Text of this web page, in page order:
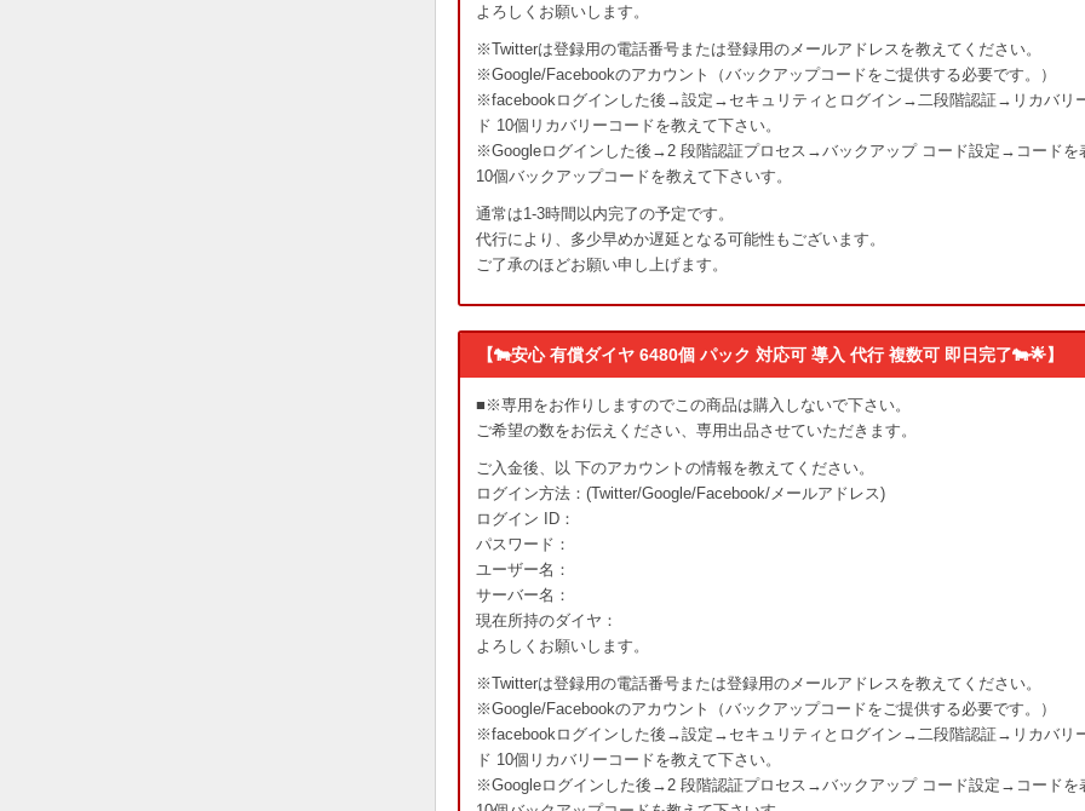
よろしくお願いします。
※Twitterは登録用の電話番号または登録用のメールアドレスを教えてください。
※Google/Facebookのアカウント（バックアップコードをご提供する必要です。）
※facebookログインした後→設定→セキュリティとログイン→二段階認証→リカバリ
ド 10個リカバリーコードを教えて下さい。
※Googleログインした後→2 段階認証プロセス→バックアップ コード設定→コードを
10個バックアップコードを教えて下さいす。
通常は1-3時間以内完了の予定です。
代行により、多少早めか遅延となる可能性もございます。
ご了承のほどお願い申し上げます。
【🐄安心 有償ダイヤ 6480個 パック 対応可 導入 代行 複数可 即日完了🐄🌟】
■※専用をお作りしますのでこの商品は購入しないで下さい。
ご希望の数をお伝えください、専用出品させていただきます。
ご入金後、以 下のアカウントの情報を教えてください。
ログイン方法：(Twitter/Google/Facebook/メールアドレス)
ログイン ID：
パスワード：
ユーザー名：
サーバー名：
現在所持のダイヤ：
よろしくお願いします。
※Twitterは登録用の電話番号または登録用のメールアドレスを教えてください。
※Google/Facebookのアカウント（バックアップコードをご提供する必要です。）
※facebookログインした後→設定→セキュリティとログイン→二段階認証→リカバリ
ド 10個リカバリーコードを教えて下さい。
※Googleログインした後→2 段階認証プロセス→バックアップ コード設定→コードを